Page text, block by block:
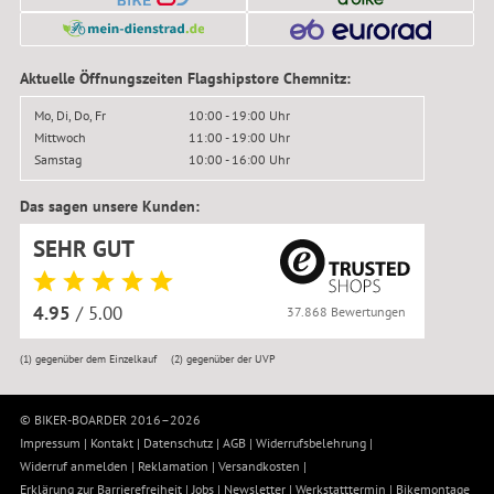
Aktuelle Öffnungszeiten Flagshipstore Chemnitz:
Mo, Di, Do, Fr
10:00 - 19:00 Uhr
Mittwoch
11:00 - 19:00 Uhr
Samstag
10:00 - 16:00 Uhr
Das sagen unsere Kunden:
SEHR GUT
4.95 / 5.00 37.868 Bewertungen
(1)gegenüber dem Einzelkauf (2) gegenüber der UVP
© BIKER-BOARDER 2016–2026
Impressum | Kontakt | Datenschutz | AGB | Widerrufsbelehrung |
Widerruf anmelden | Reklamation | Versandkosten |
Erklärung zur Barrierefreiheit |Jobs | Newsletter | Werkstatttermin | Bikemontage